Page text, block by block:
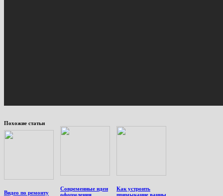
Похожие статьи
Видео по ремонту
Современные идеи
оформления
Как устроить
примыкание ванны